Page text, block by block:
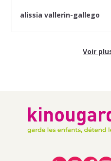
alissia vallerin-gallego
Voir